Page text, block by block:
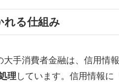
れる仕組み
手消費者金融は、信用情
理 しています。信用情報に